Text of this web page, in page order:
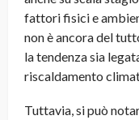
fattori fisici e
non è ancora del
la tendenza sia
riscaldamento
Tuttavia, si può